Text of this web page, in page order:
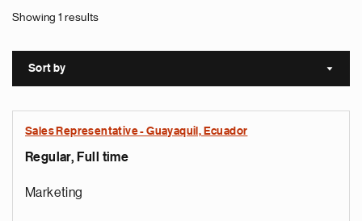
Showing 1 results
Sort by Sort
Sales Representative - Guayaquil, Ecuador
Regular, Full time
Marketing